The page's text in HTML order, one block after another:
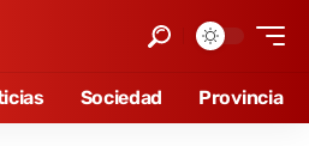
Sociedad Provincia